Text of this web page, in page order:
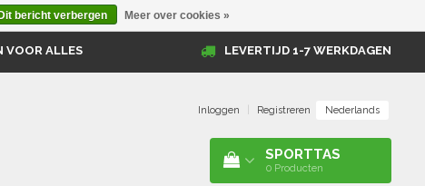
VOOR ALLES LEVERTIJD 1-7 WERKDAGEN
Inloggen Registreren Nederlands
SPORTTAS
0 Producten
Dit bericht verbergen Meer over cookies »